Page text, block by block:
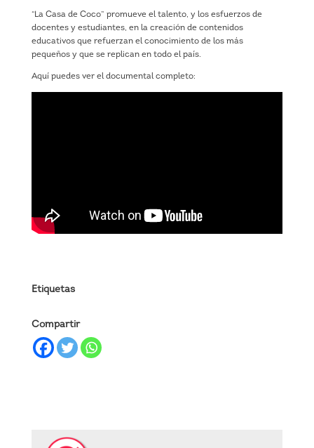
“La Casa de Coco” promueve el talento, y los esfuerzos de
docentes y estudiantes, en la creación de contenidos
educativos que refuerzan el conocimiento de los más
pequeños y que se replican en todo el país.
Aquí puedes ver el documental completo:
Etiquetas
Compartir